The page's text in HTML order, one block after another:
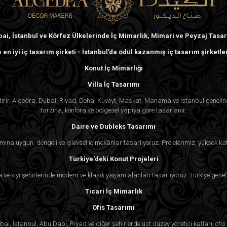
İster Johannesburg’da lüks bir villa, ister
Algedra her detaya özen gösterir.
etkilerin birleşimini iyi anlıyoruz.
tasarlayarak müşterilerimizin hedeflerine
Projenize başlamak için bugün Algedra
iletişime geçin. İster lüks villa, ister
vizyonunuzu gerçeğe dönüştürmek için
Sıkça Sorulan Sorular (SSS)
1. Algedra Johannesburg’da hangi tür
Algedra, Johannesburg’daki hem konut
arasında lüks villa tasarımı, modern evler,
müşterinin özel ihtiyaçlarına göre
İstanbul ve Körfez Ülkelerinde İç Mimarlık, Mimari ve Peyzaj
en iyi iç tasarım şirketi - İstanbul’da ödül kazanmış iç tasarım
Konut İç Mimarlığı
Villa İç Tasarımı
Algedra, Dubai, Riyad, Doha, Kuveyt, Maskat, Manama ve İstanbul
tarzına, konfora ve bölgesel yapıya göre tasarlanır.
Daire ve Dubleks Tasarımı
uygun, dengeli ve işlevsel iç mekânlar tasarlıyoruz. Projelerimiz, yüksek
Türkiye'deki Konut Projeleri
kıyı şehirlerinde modern ve klasik yaşam alanları tasarlıyoruz. Türkiye
Ticari İç Mimarlık
Ofis Tasarımı
İstanbul, Abu Dabi, Riyad ve diğer şehirlerde üst düzey yönetici katları,